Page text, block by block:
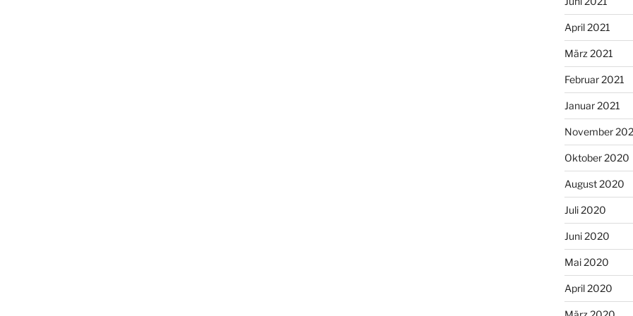
April 2021
März 2021
Februar 2021
Januar 2021
November
Oktober 2020
August 2020
Juli 2020
Juni 2020
Mai 2020
April 2020